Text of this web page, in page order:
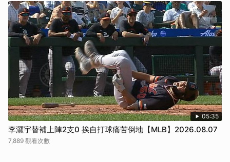
05:35
李灝宇替補上陣2支0 挨自打球痛苦倒地【MLB】2026.08.07
7,889 觀看次數